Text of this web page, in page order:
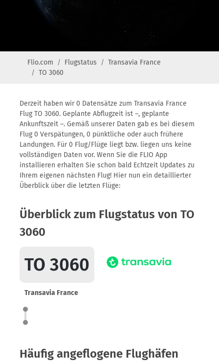
Flio.com Flugstatus
Transavia France
TO 3060
Derzeit haben wir 0 Datensätze zum Transavia France
Flug TO 3060. Geplante Abflugzeit ist –, geplante
Ankunftszeit –. Gemäß unserer Daten gab es bei diesem
Flug 0 Verspätungen, 0 pünktliche oder auch frühere
Landungen. Für 0 Flug/Flüge liegt bzw. liegen uns keine
vollständigen Daten vor. Wenn Sie die FLIO App
installieren erhalten Sie schon bald Echtzeit Updates zu
Ihrem eigenen nächsten Flug! Hier nun ein detaillierter
Überblick über die letzten Flüge:
Überblick zum Flugstatus von TO
3060
TO 3060
Transavia France
Häufig angeflogene Flughäfen